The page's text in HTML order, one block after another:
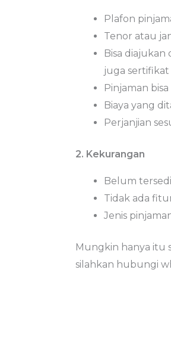
Plafon
Tenor atau
Bisa diajukan
juga
Pinjaman
Biaya yang
Perjanjian
2. Kekurangan
Belum
Tidak ada
Jenis
Mungkin hanya itu
silahkan hubungi